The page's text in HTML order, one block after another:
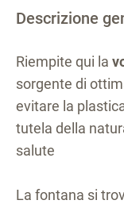
Descrizione
Riempite qui la
sorgente di
evitare la
tutela della
salute
La fontana si